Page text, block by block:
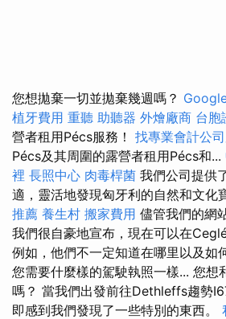
您想拋棄一切並拋棄幾週嗎？
植牙費用 重聽 助聽器 外燴廠商 台胞
營者租用Pécs服務！ 找專業會計公
Pécs及其周圍的露營者租用Pécs和...
裡 長照中心 肉毒桿菌 我們公司提供
適，靈活地發現匈牙利的自然和文化
推薦 養生村 搬家費用 儘管我們的網
我們很自豪地宣布，現在可以在
例如，他們不一定知道在哪里以及如
您需要什麼樣的駕駛執照一樣... 您想
嗎？ 當我們出發前往Dethleffs趨勢
即感到我們發現了一些特別的東西。